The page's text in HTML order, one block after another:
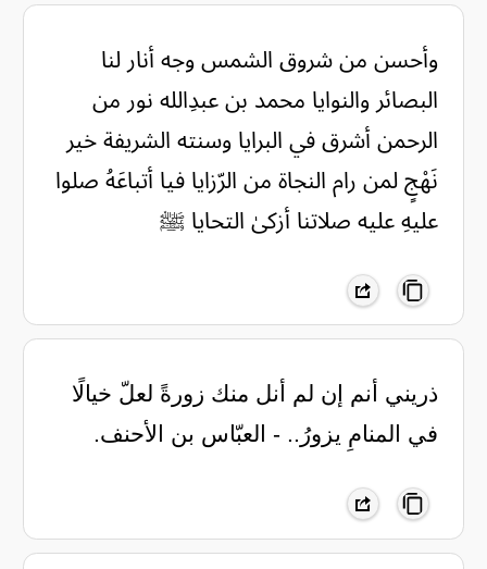
وأحسن من شروق الشمس وجه أنار لنا
البصائر والنوايا محمد بن عبدِالله نور من
الرحمن أشرق في البرايا وسنته الشريفة خير
نَهْجٍ لمن رام النجاة من الرّزايا فيا أتباعَهُ صلوا
عليهِ عليه صلاتنا أزكىٰ التحايا ﷺ
ذريني أنم إن لم أنل منك زورةً لعلّ خيالًا
في المنامِ يزورُ.. - العبّاس بن الأحنف.